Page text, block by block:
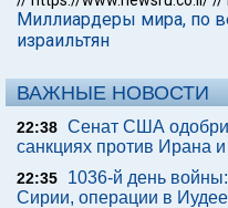
Миллиардеры мира, по
израильтян
ВАЖНЫЕ НОВОСТИ
22:38 Сенат США
санкциях против Ирана
22:35
1036-й день
Сирии, операции в